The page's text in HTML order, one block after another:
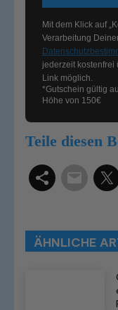
Mit dem Klick auf
Verarbeitung
jederzeit kostenfrei
Link möglich.
*Gutschein gültig
Höhe von 150€
Teile diesen
ÄHNLICHE